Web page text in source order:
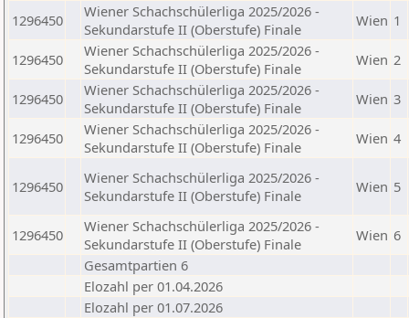
1296450
Wiener Schachschülerliga 2025/2026 -
Sekundarstufe II (Oberstufe) Finale
Wien 1
1296450
Wiener Schachschülerliga 2025/2026 -
Sekundarstufe II (Oberstufe) Finale
Wien 2
1296450
Wiener Schachschülerliga 2025/2026 -
Sekundarstufe II (Oberstufe) Finale
Wien 3
1296450
Wiener Schachschülerliga 2025/2026 -
Sekundarstufe II (Oberstufe) Finale
Wien 4
1296450
Wiener Schachschülerliga 2025/2026 -
Sekundarstufe II (Oberstufe) Finale
Wien 5
1296450
Wiener Schachschülerliga 2025/2026 -
Sekundarstufe II (Oberstufe) Finale
Wien 6
Gesamtpartien 6
Elozahl per 01.04.2026
Elozahl per 01.07.2026